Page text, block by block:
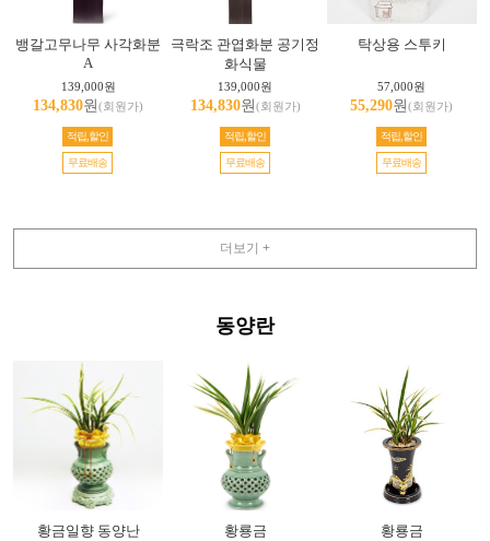
뱅갈고무나무 사각화분
A
139,000원
134,830원(회원가)
적립,할인
무료배송
극락조 관엽화분 공기정
화식물
139,000원
134,830원(회원가)
적립,할인
무료배송
탁상용 스투키
57,000원
55,290원(회원가)
적립,할인
무료배송
더보기 +
동양란
황금일향 동양난 황룡금 황룡금